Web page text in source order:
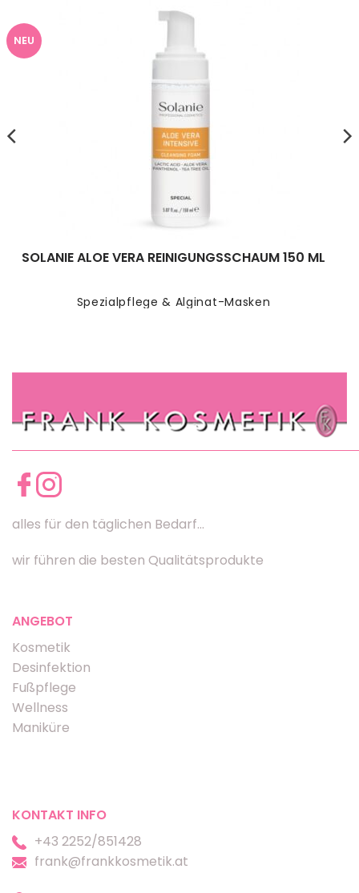
NEU
Spezialpflege & Alginat-Masken
SOLANIE ALOE VERA REINIGUNGSSCHAUM 150 ML
alles für den täglichen Bedarf...
wir führen die besten Qualitätsprodukte
ANGEBOT
Kosmetik
Desinfektion
Fußpflege
Wellness
Maniküre
KONTAKT INFO
+43 2252/851428
frank@frankkosmetik.at